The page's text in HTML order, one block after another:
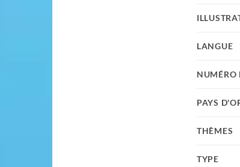
LANGUE
NUMÉRO
PAYS
THÈMES
TYPE